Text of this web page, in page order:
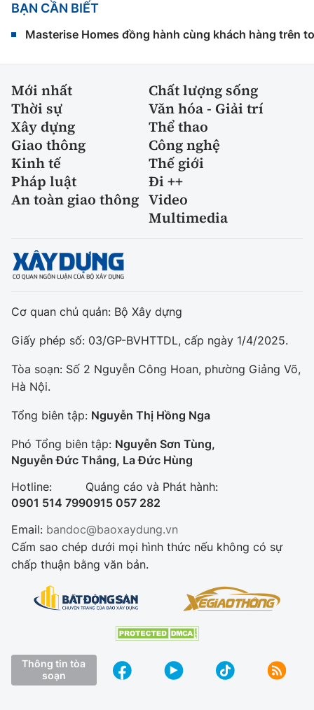
BẠN CẦN BIẾT
Masterise Homes đồng hành cùng khách hàng trên
Mới nhất
Chất lượng sống
Thời sự
Văn hóa - Giải trí
Xây dựng
Thể thao
Giao thông
Công nghệ
Kinh tế
Thế giới
Pháp luật
Đi ++
An toàn giao thông Video
Multimedia
Cơ quan chủ quản: Bộ Xây dựng
Giấy phép số: 03/GP-BVHTTDL, cấp ngày 1/4/2025.
Tòa soạn: Số 2 Nguyễn Công Hoan, phường Giảng Võ,
Hà Nội.
Tổng biên tập: Nguyễn Thị Hồng Nga
Phó Tổng biên tập: Nguyễn Sơn Tùng,
Nguyễn Đức Thắng, La Đức Hùng
Hotline:
0901 514 799
Quảng cáo và Phát hành:
0915 057 282
Email: bandoc@baoxaydung.vn
Cấm sao chép dưới mọi hình thức nếu không có sự
chấp thuận bằng văn bản.
Thông tin tòa
soạn